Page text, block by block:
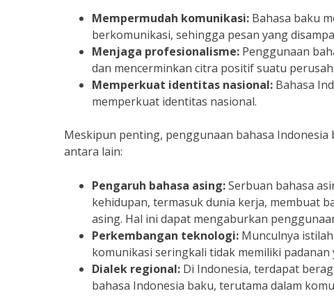
Mempermudah komunikasi: Bahasa baku
berkomunikasi, sehingga pesan yang
Menjaga profesionalisme: Penggunaan
dan mencerminkan citra positif suatu
Memperkuat identitas nasional: Bahasa
memperkuat identitas nasional.
Meskipun penting, penggunaan bahasa
antara lain:
Pengaruh bahasa asing:Serbuan bahasa
kehidupan, termasuk dunia kerja, membuat
asing. Hal ini dapat mengaburkan
Perkembangan teknologi: Munculnya
komunikasi seringkali tidak memiliki
Dialek regional: Di Indonesia, terdapat
bahasa Indonesia baku, terutama dalam